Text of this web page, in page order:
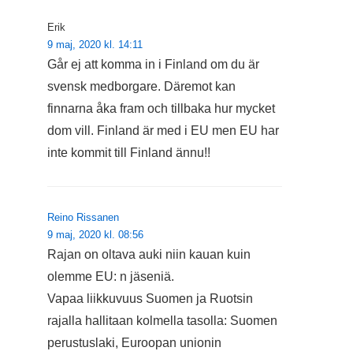
Erik
9 maj, 2020 kl. 14:11
Går ej att komma in i Finland om du är
svensk medborgare. Däremot kan
finnarna åka fram och tillbaka hur mycket
dom vill. Finland är med i EU men EU har
inte kommit till Finland ännu!!
Reino Rissanen
9 maj, 2020 kl. 08:56
Rajan on oltava auki niin kauan kuin
olemme EU: n jäseniä.
Vapaa liikkuvuus Suomen ja Ruotsin
rajalla hallitaan kolmella tasolla: Suomen
perustuslaki, Euroopan unionin